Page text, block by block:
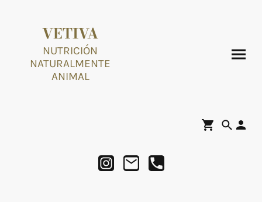
VETIVA
NUTRICIÓN
NATURALMENTE
ANIMAL